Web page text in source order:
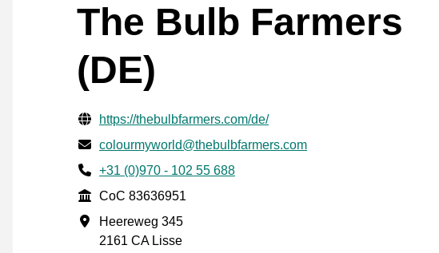
The Bulb Farmers
(DE)
Verifisert kontaktinformasjon
Website URL
https://thebulbfarmers.com/de/
E-post
colourmyworld@thebulbfarmers.com
Phone number
+31 (0)970 - 102 55 688
CoC
CoC 83636951
Forretningsadresse
Heereweg 345
2161 CA Lisse